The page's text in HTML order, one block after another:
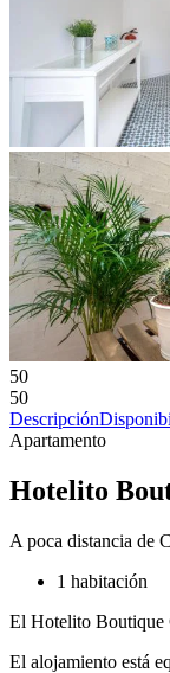
50
50
Descripción
Apartamento
Hotelito
A poca distancia de
1 habitación
El Hotelito Boutique
El alojamiento está